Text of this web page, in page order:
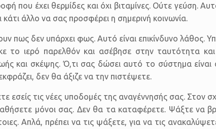
που έχει θερμίδες και όχι βιταμίνες. Ούτε γεύση.
κάτι άλλο να σας προσφέρει η σημερινή κοινωνία.
πως δεν υπάρχει φως. Αυτό είναι επικίνδυνο
το ιερό παρελθόν και ασέβησε στην ταυτότητα
και σκέψης. Ό,τι σας δώσει αυτό το σύστημα
δεν θα άξιζε να την πιστέψετε.
εσείς τις νέες υποδομές της αναγέννησής σας.
μόνοι σας. Δεν θα τα καταφέρετε. Ψάξτε να
Απλά, πρέπει να τις ψάξετε, για να τις